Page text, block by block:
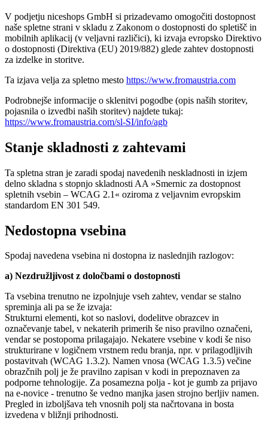
V podjetju niceshops GmbH si prizadevamo omogočiti dostopnost
naše spletne strani v skladu z Zakonom o dostopnosti do spletišč in
mobilnih aplikacij (v veljavni različici), ki izvaja evropsko Direktivo
o dostopnosti (Direktiva (EU) 2019/882) glede zahtev dostopnosti
za izdelke in storitve.
Ta izjava velja za spletno mesto https://www.fromaustria.com
Podrobnejše informacije o sklenitvi pogodbe (opis naših storitev,
pojasnila o izvedbi naših storitev) najdete tukaj:
https://www.fromaustria.com/sl-SI/info/agb
Stanje skladnosti z zahtevami
Ta spletna stran je zaradi spodaj navedenih neskladnosti in izjem
delno skladna s stopnjo skladnosti AA »Smernic za dostopnost
spletnih vsebin – WCAG 2.1« oziroma z veljavnim evropskim
standardom EN 301 549.
Nedostopna vsebina
Spodaj navedena vsebina ni dostopna iz naslednjih razlogov:
a) Nezdružljivost z določbami o dostopnosti
Ta vsebina trenutno ne izpolnjuje vseh zahtev, vendar se stalno
spreminja ali pa se že izvaja:
Strukturni elementi, kot so naslovi, dodelitve obrazcev in
označevanje tabel, v nekaterih primerih še niso pravilno označeni,
vendar se postopoma prilagajajo. Nekatere vsebine v kodi še niso
strukturirane v logičnem vrstnem redu branja, npr. v prilagodljivih
postavitvah (WCAG 1.3.2). Namen vnosa (WCAG 1.3.5) večine
obrazčnih polj je že pravilno zapisan v kodi in prepoznaven za
podporne tehnologije. Za posamezna polja - kot je gumb za prijavo
na e-novice - trenutno še vedno manjka jasen strojno berljiv namen.
Pregled in izboljšava teh vnosnih polj sta načrtovana in bosta
izvedena v bližnji prihodnosti.